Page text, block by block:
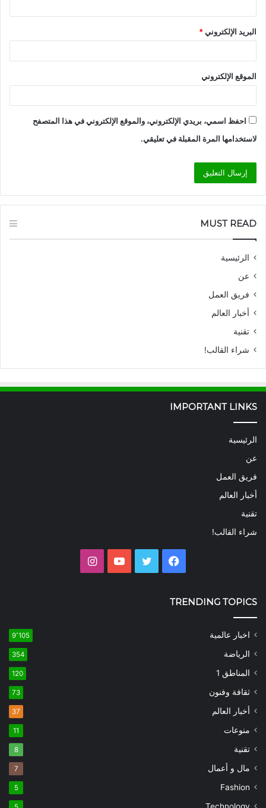
البريد الإلكتروني*
الموقع الإلكتروني
احفظ اسمي، بريدي الإلكتروني، والموقع الإلكتروني في هذا المتصفح
لاستخدامها المرة المقبلة في تعليقي.
MUST READ
الرئيسية
عن
فريق العمل
أخبار العالم
تقنية
شراء القالب!
IMPORTANT LINKS
الرئيسية
عن
فريق العمل
أخبار العالم
تقنية
شراء القالب!
فيسبوك تويتر يوتيوب
TRENDING TOPICS
اخبار عالمية 9٬105
الرياضة 354
المناطق 1 120
ثقافة وفنون 73
أخبار العالم 37
منوعات 11
تقنية 8
مال و أعمال 7
Fashion
5